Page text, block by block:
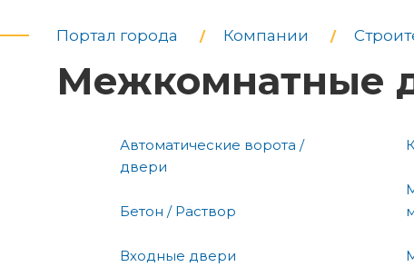
Портал города Компании
Межкомнатные
Автоматические ворота /
двери
Бетон / Раствор
Входные двери